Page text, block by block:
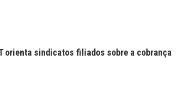
orienta sindicatos filiados sobre a cobrança